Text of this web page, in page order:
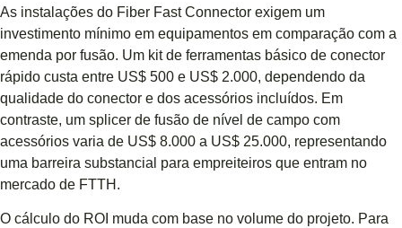
As instalações do Fiber Fast Connector exigem um
investimento mínimo em equipamentos em comparação com a
emenda por fusão. Um kit de ferramentas básico de conector
rápido custa entre US$ 500 e US$ 2.000, dependendo da
qualidade do conector e dos acessórios incluídos. Em
contraste, um splicer de fusão de nível de campo com
acessórios varia de US$ 8.000 a US$ 25.000, representando
uma barreira substancial para empreiteiros que entram no
mercado de FTTH.
O cálculo do ROI muda com base no volume do projeto. Para